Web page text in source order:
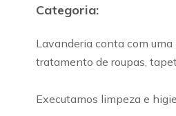
Categoria:
Lavanderia conta com
tratamento de roupas,
Executamos limpeza e